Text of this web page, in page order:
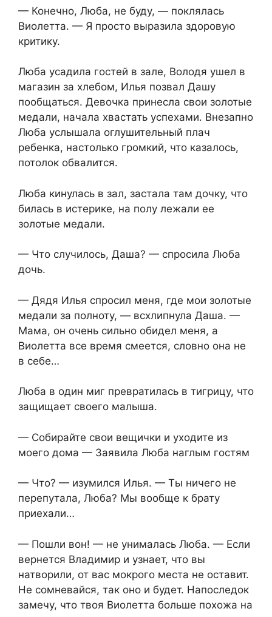
— Конечно, Люба, не буду, — поклялась
Виолетта. — Я просто выразила здоровую
критику.
Люба усадила гостей в зале, Володя ушел в
магазин за хлебом, Илья позвал Дашу
пообщаться. Девочка принесла свои золотые
медали, начала хвастать успехами. Внезапно
Люба услышала оглушительный плач
ребенка, настолько громкий, что казалось,
потолок обвалится.
Люба кинулась в зал, застала там дочку, что
билась в истерике, на полу лежали ее
золотые медали.
— Что случилось, Даша? — спросила Люба
дочь.
— Дядя Илья спросил меня, где мои золотые
медали за полноту, — всхлипнула Даша. —
Мама, он очень сильно обидел меня, а
Виолетта все время смеется, словно она не
в себе…
Люба в один миг превратилась в тигрицу, что
защищает своего малыша.
— Собирайте свои вещички и уходите из
моего дома — Заявила Люба наглым гостям
— Что? — изумился Илья. — Ты ничего не
перепутала, Люба? Мы вообще к брату
приехали…
— Пошли вон! — не унималась Люба. — Если
вернется Владимир и узнает, что вы
натворили, от вас мокрого места не оставит.
Не сомневайся, так оно и будет. Напоследок
замечу, что твоя Виолетта больше похожа на